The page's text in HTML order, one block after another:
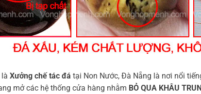
Xưởng chế tác đá tại Non Nước, Đà Nẵng là nơi nổi
mở các hệ thống cửa hàng nhằm BỎ QUA KHÂU